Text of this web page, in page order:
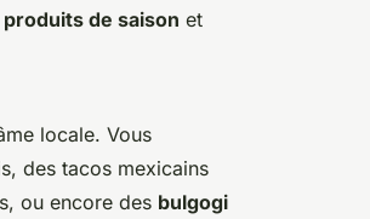
de saison et
locale. Vous
des tacos mexicains
ou encore des bulgogi